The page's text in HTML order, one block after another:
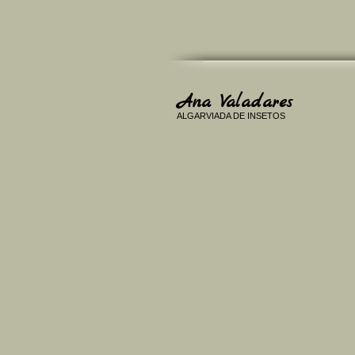
Ana Valadares
ALGARVIADA DE INSETOS